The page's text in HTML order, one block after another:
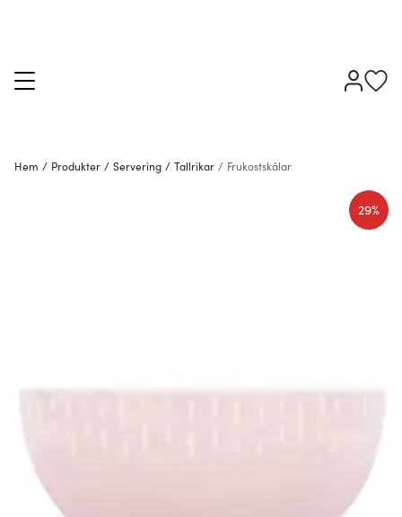
Hem / Produkter / Servering / Tallrikar / Frukostskålar
29%